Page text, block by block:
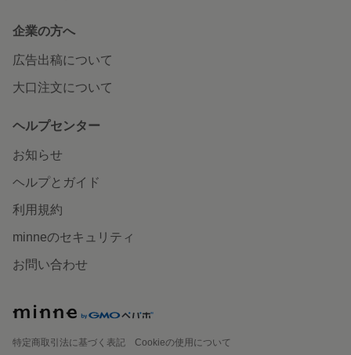
企業の方へ
広告出稿について
大口注文について
ヘルプセンター
お知らせ
ヘルプとガイド
利用規約
minneのセキュリティ
お問い合わせ
特定商取引法に基づく表記
Cookieの使用について